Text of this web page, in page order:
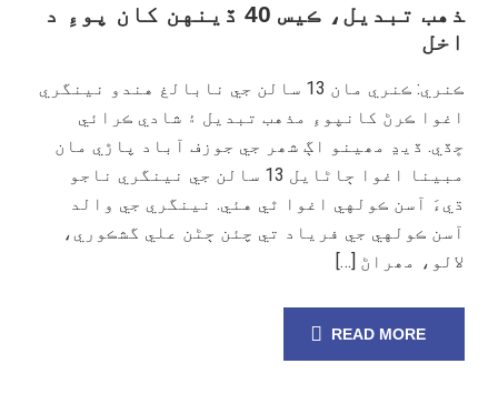
ذهب تبديل، ڪيس 40 ڏينهن کان پوءِ د
اخل
ڪنري: ڪنري مان 13 سالن جي نابالغ هندو نينگري
اغوا ڪرڻ کانپوءِ مذهب تبديل ۽ شادي ڪرائي
ڇڏي. ڏيڍ مھينو اڳ شھر جي جوزف آباد پاڙي مان
مبينا اغوا ڄاڻايل 13 سالن جي نينگري ناجو
ڌيءَ آسن ڪولهي اغوا ٿي هئي. نينگري جي والد
آسن ڪولهي جي فرياد تي چئن ڄڻن علي گشڪوري،
لالو، مھراڻ […]
READ MORE
08